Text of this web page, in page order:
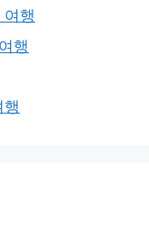
행
행